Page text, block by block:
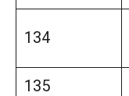
134
135